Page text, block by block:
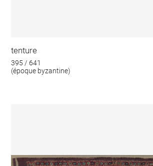
tenture
395 / 641
(époque byzantine)